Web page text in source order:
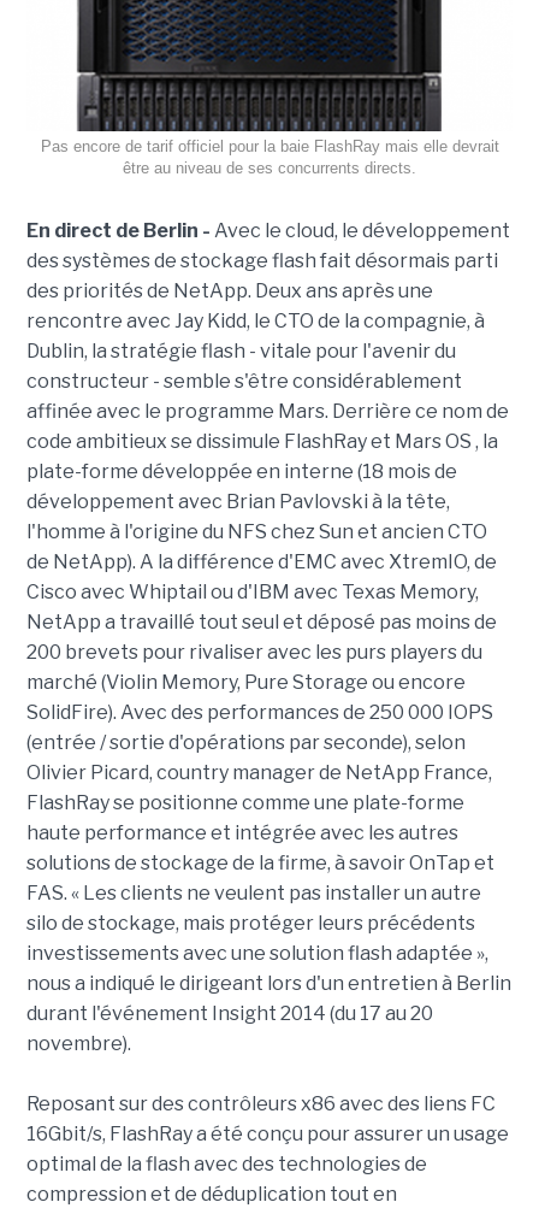
Pas encore de tarif officiel pour la baie FlashRay mais elle devrait
être au niveau de ses concurrents directs.
En direct de Berlin - Avec le cloud, le développement
des systèmes de stockage flash fait désormais parti
des priorités de NetApp. Deux ans après une
rencontre avec Jay Kidd, le CTO de la compagnie, à
Dublin, la stratégie flash - vitale pour l'avenir du
constructeur - semble s'être considérablement
affinée avec le programme Mars. Derrière ce nom de
code ambitieux se dissimule FlashRay et Mars OS , la
plate-forme développée en interne (18 mois de
développement avec Brian Pavlovski à la tête,
l'homme à l'origine du NFS chez Sun et ancien CTO
de NetApp). A la différence d'EMC avec XtremIO, de
Cisco avec Whiptail ou d'IBM avec Texas Memory,
NetApp a travaillé tout seul et déposé pas moins de
200 brevets pour rivaliser avec les purs players du
marché (Violin Memory, Pure Storage ou encore
SolidFire). Avec des performances de 250 000 IOPS
(entrée / sortie d'opérations par seconde), selon
Olivier Picard, country manager de NetApp France,
FlashRay se positionne comme une plate-forme
haute performance et intégrée avec les autres
solutions de stockage de la firme, à savoir OnTap et
FAS. « Les clients ne veulent pas installer un autre
silo de stockage, mais protéger leurs précédents
investissements avec une solution flash adaptée »,
nous a indiqué le dirigeant lors d'un entretien à Berlin
durant l'événement Insight 2014 (du 17 au 20
novembre).
Reposant sur des contrôleurs x86 avec des liens FC
16Gbit/s, FlashRay a été conçu pour assurer un usage
optimal de la flash avec des technologies de
compression et de déduplication tout en